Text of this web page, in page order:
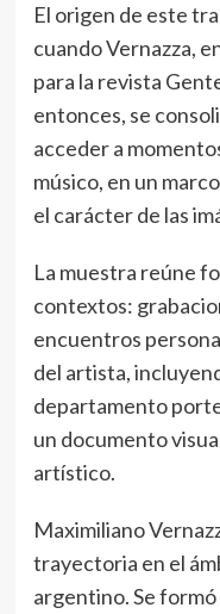
El origen de este
cuando Vernazza,
para la revista
entonces, se
acceder a
músico, en un
el carácter de las
La muestra reúne
contextos:
encuentros
del artista,
departamento
un documento
artístico.
Maximiliano
trayectoria en el
argentino. Se